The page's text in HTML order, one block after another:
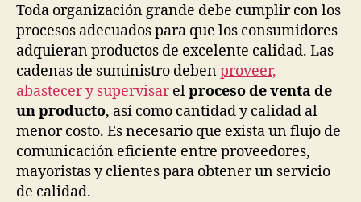
Toda organización grande debe cumplir con los
procesos adecuados para que los consumidores
adquieran productos de excelente calidad. Las
cadenas de suministro debenproveer,
abastecer y supervisarelproceso de venta de
un producto, así como cantidad y calidad al
menor costo. Es necesario que exista un flujo de
comunicación eficiente entre proveedores,
mayoristas y clientes para obtener un servicio
de calidad.